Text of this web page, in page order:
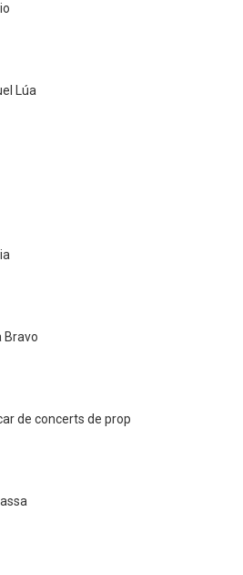
Lúa
Bravo
de concerts de prop